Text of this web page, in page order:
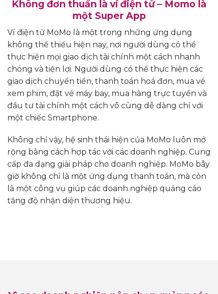
Không đơn thuần là ví điện tử – Momo là
một Super App
Ví điện tử MoMo là một trong những ứng dụng
không thể thiếu hiện nay, nơi người dùng có thể
thực hiện mọi giao dịch tài chính một cách nhanh
chóng và tiện lợi. Người dùng có thể thực hiện các
giao dịch chuyển tiền, thanh toán hoá đơn, mua vé
xem phim, đặt vé máy bay, mua hàng trực tuyến và
đầu tư tài chính một cách vô cùng dễ dàng chỉ với
một chiếc Smartphone.
Không chỉ vậy, hệ sinh thái hiện của MoMo luôn mở
rộng bằng cách hợp tác với các doanh nghiệp. Cung
cấp đa dạng giải pháp cho doanh nghiệp. MoMo bây
giờ không chỉ là một ứng dụng thanh toán, mà còn
là một công vụ giúp các doanh nghiệp quảng cáo
tăng độ nhận diện thương hiệu.